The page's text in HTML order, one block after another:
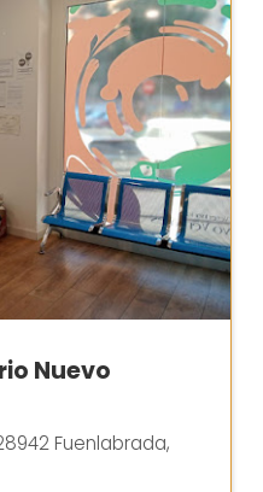
Nuevo
Fuenlabrada,